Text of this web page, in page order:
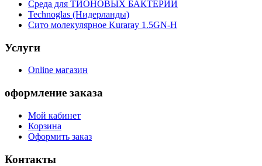
Среда для ТИОНОВЫХ БАКТЕРИЙ
Technoglas (Нидерланды)
Сито молекулярное Kuraray 1.5GN-H
Услуги
Online магазин
оформление заказа
Мой кабинет
Корзина
Оформить заказ
Контакты